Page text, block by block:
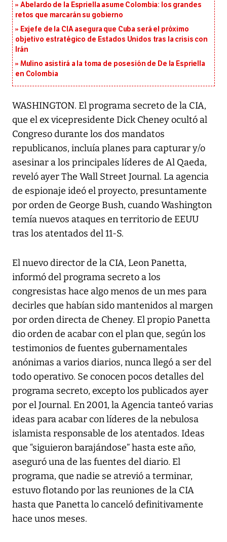
Abelardo de la Espriella asume Colombia: los grandes
retos que marcarán su gobierno
Exjefe de la CIA asegura que Cuba será el próximo
objetivo estratégico de Estados Unidos tras la crisis con
Irán
Mulino asistirá a la toma de posesión de De la Espriella
en Colombia
WASHINGTON. El programa secreto de la CIA,
que el ex vicepresidente Dick Cheney ocultó al
Congreso durante los dos mandatos
republicanos, incluía planes para capturar y/o
asesinar a los principales líderes de Al Qaeda,
reveló ayer The Wall Street Journal. La agencia
de espionaje ideó el proyecto, presuntamente
por orden de George Bush, cuando Washington
temía nuevos ataques en territorio de EEUU
tras los atentados del 11-S.
El nuevo director de la CIA, Leon Panetta,
informó del programa secreto a los
congresistas hace algo menos de un mes para
decirles que habían sido mantenidos al margen
por orden directa de Cheney. El propio Panetta
dio orden de acabar con el plan que, según los
testimonios de fuentes gubernamentales
anónimas a varios diarios, nunca llegó a ser del
todo operativo. Se conocen pocos detalles del
programa secreto, excepto los publicados ayer
por el Journal. En 2001, la Agencia tanteó varias
ideas para acabar con líderes de la nebulosa
islamista responsable de los atentados. Ideas
que “siguieron barajándose” hasta este año,
aseguró una de las fuentes del diario. El
programa, que nadie se atrevió a terminar,
estuvo flotando por las reuniones de la CIA
hasta que Panetta lo canceló definitivamente
hace unos meses.